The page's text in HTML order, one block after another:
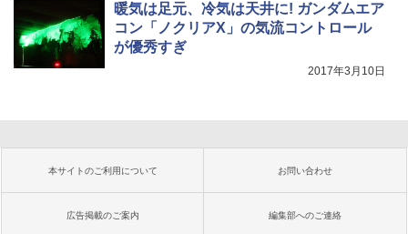
暖気は足元、冷気は天井に! ガンダムエア
コン「ノクリアX」の気流コントロール
が優秀すぎ
2017年3月10日
本サイトのご利用について お問い合わせ
広告掲載のご案内 編集部へのご連絡